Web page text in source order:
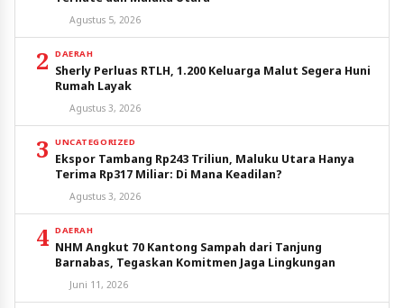
Agustus 5, 2026
2 DAERAH
Sherly Perluas RTLH, 1.200 Keluarga Malut Segera Huni
Rumah Layak
Agustus 3, 2026
3 UNCATEGORIZED
Ekspor Tambang Rp243 Triliun, Maluku Utara Hanya
Terima Rp317 Miliar: Di Mana Keadilan?
Agustus 3, 2026
4 DAERAH
NHM Angkut 70 Kantong Sampah dari Tanjung
Barnabas, Tegaskan Komitmen Jaga Lingkungan
Juni 11, 2026